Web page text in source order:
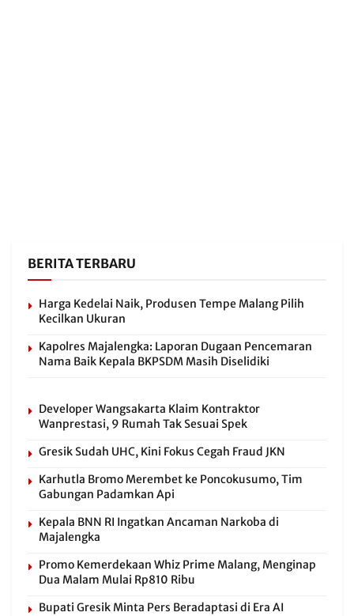
BERITA TERBARU
Harga Kedelai Naik, Produsen Tempe Malang Pilih
Kecilkan Ukuran
Kapolres Majalengka: Laporan Dugaan Pencemaran
Nama Baik Kepala BKPSDM Masih Diselidiki
Developer Wangsakarta Klaim Kontraktor
Wanprestasi, 9 Rumah Tak Sesuai Spek
Gresik Sudah UHC, Kini Fokus Cegah Fraud JKN
Karhutla Bromo Merembet ke Poncokusumo, Tim
Gabungan Padamkan Api
Kepala BNN RI Ingatkan Ancaman Narkoba di
Majalengka
Promo Kemerdekaan Whiz Prime Malang, Menginap
Dua Malam Mulai Rp810 Ribu
Bupati Gresik Minta Pers Beradaptasi di Era AI